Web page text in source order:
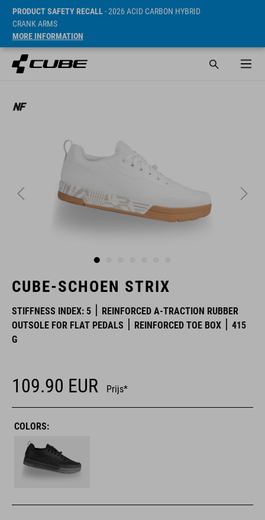
PRODUCT SAFETY RECALL- 2026 ACID CARBON HYBRID
CRANK ARMS
MORE INFORMATION
CUBE-SCHOEN STRIX
STIFFNESS INDEX: 5
REINFORCED A-TRACTION RUBBER
OUTSOLE FOR FLAT PEDALS
REINFORCED TOE BOX
415
G
109.90 EUR Prijs*
COLORS: